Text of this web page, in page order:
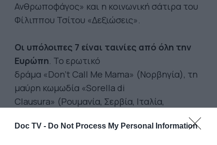
Doc TV - Do Not Process My Personal Information
Ανθρωποφάγος» και η κοινωνική σάτιρα του
Φίλιππου Τσίτου «Δεξιώσεις».
Οι υπόλοιπες 7 είναι ταινίες από όλη την
Ευρώπη. Το ερωτικό
δράμα «Don't Call Me Mama» (Νορβηγία), τη
μαύρη κωμωδία «Sorella di
Clausura» (Ρουμανία, Σερβία, Ιταλία,
ενηλικίωσης «Broken Voices» (Τσεχία,